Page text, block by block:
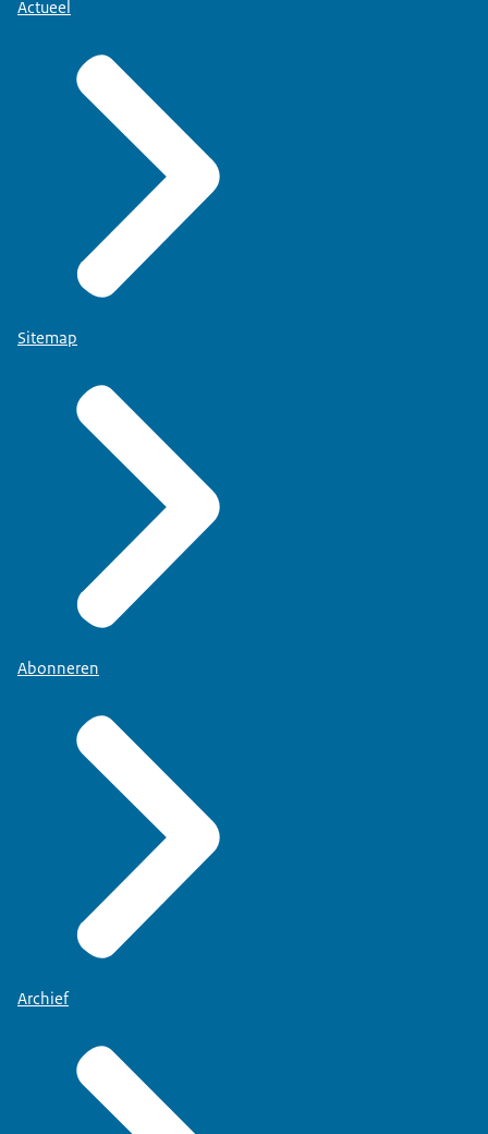
Actueel
Sitemap
Abonneren
Archief